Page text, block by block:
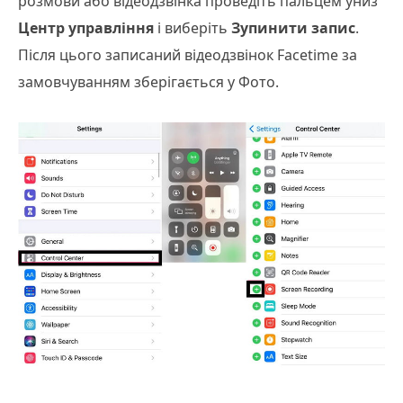
Центр управління і виберіть Зупинити запис.
Після цього записаний відеодзвінок Facetime за
замовчуванням зберігається у Фото.